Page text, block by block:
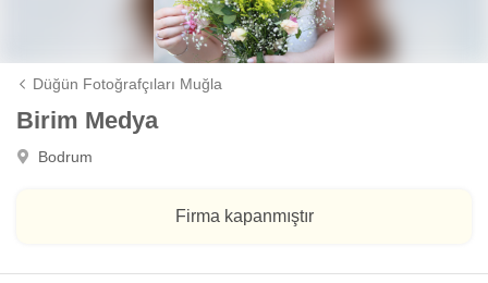
Düğün Fotoğrafçıları Muğla
Birim Medya
Bodrum
Firma kapanmıştır